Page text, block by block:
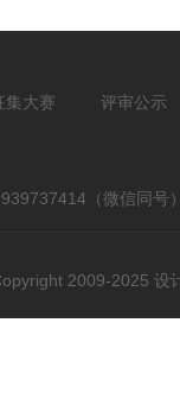
集大赛 评审公示
（微信同号
2009-2025 设